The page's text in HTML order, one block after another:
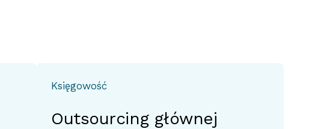
Księgowość
Outsourcing głównej